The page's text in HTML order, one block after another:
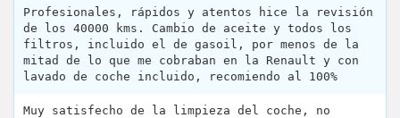
Profesionales, rápidos y atentos hice la revisión
de los 40000 kms. Cambio de aceite y todos los
filtros, incluido el de gasoil, por menos de la
mitad de lo que me cobraban en la Renault y con
lavado de coche incluido, recomiendo al 100%
Muy satisfecho de la limpieza del coche, no